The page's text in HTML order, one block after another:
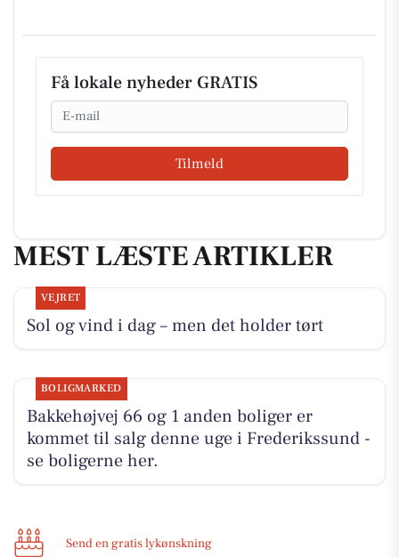
Få lokale nyheder GRATIS
Email
Tilmeld
MEST LÆSTE ARTIKLER
VEJRET
Sol og vind i dag – men det holder tørt
BOLIGMARKED
Bakkehøjvej 66 og 1 anden boliger er
kommet til salg denne uge i Frederikssund -
se boligerne her.
Send en gratis lykønskning